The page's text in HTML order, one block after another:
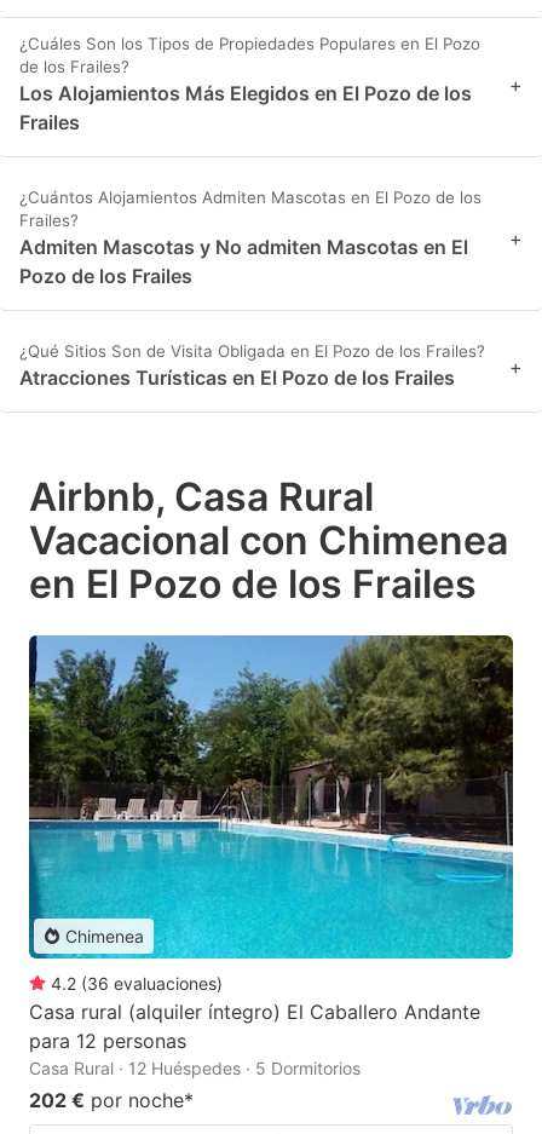
¿Cuáles Son los Tipos de Propiedades Populares en El Pozo
de los Frailes?
Los Alojamientos Más Elegidos en El Pozo de los
Frailes
+
¿Cuántos Alojamientos Admiten Mascotas en El Pozo de los
Frailes?
Admiten Mascotas y No admiten Mascotas en El
Pozo de los Frailes
+
¿Qué Sitios Son de Visita Obligada en El Pozo de los Frailes?
Atracciones Turísticas en El Pozo de los Frailes +
Airbnb, Casa Rural
Vacacional con Chimenea
en El Pozo de los Frailes
Chimenea
4.2 (36 evaluaciones)
Casa rural (alquiler íntegro) El Caballero Andante
para 12 personas
Casa Rural · 12 Huéspedes · 5 Dormitorios
202 € por noche*